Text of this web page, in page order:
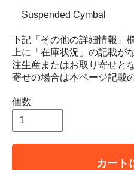
Suspended Cymbal
下記「その他の詳細情報」
上に「在庫状況」の記載が
注生産またはお取り寄せと
寄せの場合は本ページ記載
個数
カート